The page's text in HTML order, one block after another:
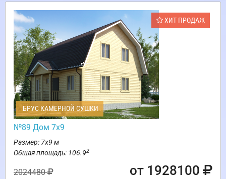
ХИТ ПРОДАЖ
БРУС КАМЕРНОЙ СУШКИ
№89 Дом 7х9
Размер: 7х9 м
Общая площадь: 106.92
2024480 от 1928100